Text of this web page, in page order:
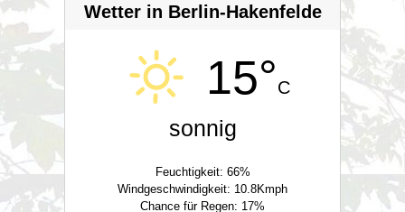
Wetter in Berlin-Hakenfelde
15°C
sonnig
Feuchtigkeit: 66%
Windgeschwindigkeit: 10.8Kmph
Chance für Regen: 17%